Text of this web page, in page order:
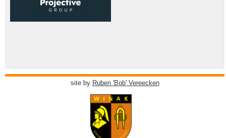
site by Ruben 'Bob' Vereecken